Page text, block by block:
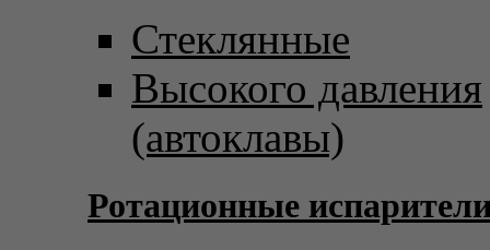
Стеклянные
Высокого давления
(автоклавы)
Ротационные